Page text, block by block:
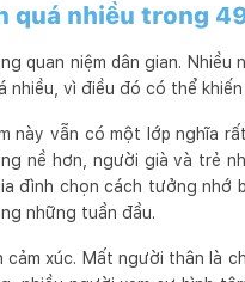
quá nhiều trong
quan niệm dân gian.
nhiều, vì điều đó có thể
này vẫn có một lớp nghĩa
nề hơn, người già và trẻ
đình chọn cách tưởng nhớ
những tuần đầu.
cảm xúc. Mất người thân là